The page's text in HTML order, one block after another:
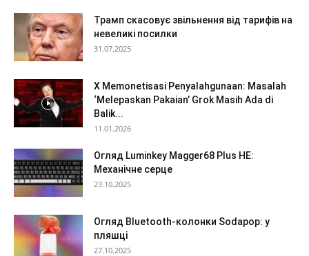
Трамп скасовує звільнення від тарифів на
невеликі посилки
31.07.2025
X Memonetisasi Penyalahgunaan: Masalah
‘Melepaskan Pakaian’ Grok Masih Ada di
Balik...
11.01.2026
Огляд Luminkey Magger68 Plus HE:
Механічне серце
23.10.2025
Огляд Bluetooth-колонки Sodapop: у
пляшці
27.10.2025